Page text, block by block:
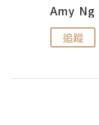
Amy Ng
追蹤